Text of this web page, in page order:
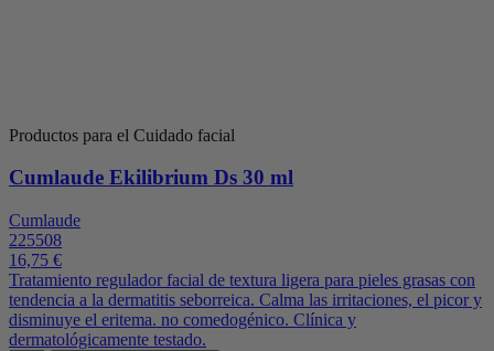
Productos para el Cuidado facial
Cumlaude Ekilibrium Ds 30 ml
Cumlaude
225508
16,75 €
Tratamiento regulador facial de textura ligera para pieles grasas con
tendencia a la dermatitis seborreica. Calma las irritaciones, el picor y
disminuye el eritema. no comedogénico. Clínica y
dermatológicamente testado.